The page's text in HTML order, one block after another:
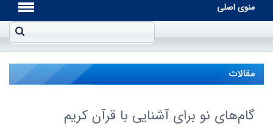
منوی اصلی
مقالات
گام‌‌های نو برای آشنایی با قرآن کریم